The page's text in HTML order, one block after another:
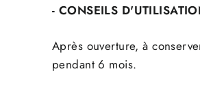
- CONSEILS
Après ouverture, à
pendant 6 mois.